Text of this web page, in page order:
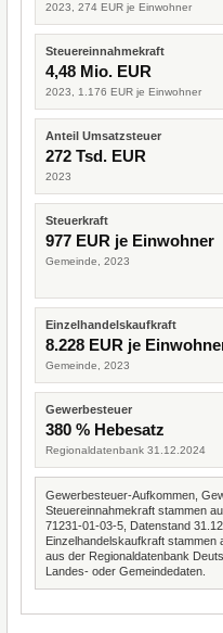
2023, 274 EUR je Einwohner
Steuereinnahmekraft
4,48 Mio. EUR
2023, 1.176 EUR je Einwohner
Anteil Umsatzsteuer
272 Tsd. EUR
2023
Steuerkraft
977 EUR je Einwohner
Gemeinde, 2023
Einzelhandelskaufkraft
8.228 EUR je
Gemeinde, 2023
Gewerbesteuer
380 % Hebesatz
Regionaldatenbank 31.12.2024
Gewerbesteuer-Aufkommen,
Steuereinnahmekraft stammen
71231-01-03-5, Datenstand
Einzelhandelskaufkraft stammen
aus der Regionaldatenbank
Landes- oder Gemeindedaten.